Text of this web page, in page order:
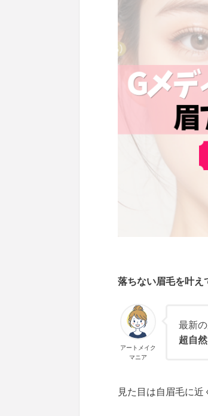
落ちない眉毛を叶え
アートメイク
マニア
最新
超自
見た目は自眉毛に近